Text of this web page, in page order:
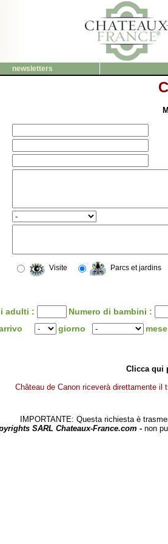
newsletters
Visite Parcs et jardins
adulti :
Numero di bambini :
giorno mese
Clicca qui
Château de Canon riceverà direttamente
IMPORTANTE: Questa richiesta è
SARL Chateaux-France.com - non